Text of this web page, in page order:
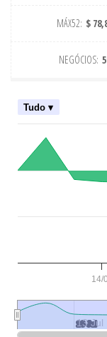
MÁX52: $
NEGÓCIOS:
14/
13 Jul
13 Jul
Tudo ▾